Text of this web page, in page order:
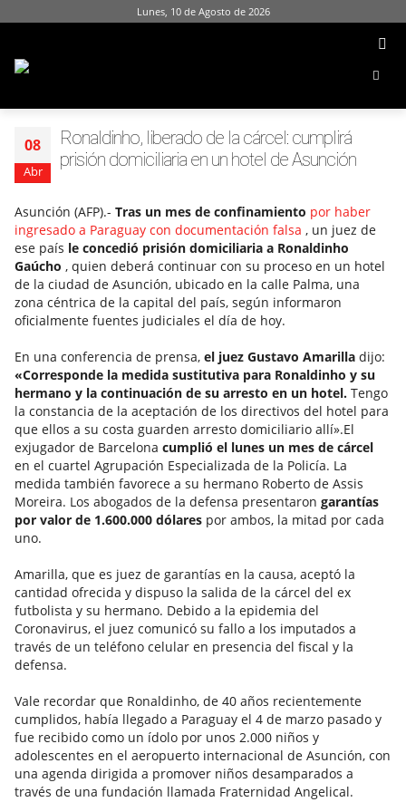
Lunes, 10 de Agosto de 2026
08
Abr
Ronaldinho, liberado de la cárcel: cumplirá
prisión domiciliaria en un hotel de Asunción
Asunción (AFP).- Tras un mes de confinamiento por haber
ingresado a Paraguay con documentación falsa , un juez de
ese país le concedió prisión domiciliaria a Ronaldinho
Gaúcho , quien deberá continuar con su proceso en un hotel
de la ciudad de Asunción, ubicado en la calle Palma, una
zona céntrica de la capital del país, según informaron
oficialmente fuentes judiciales el día de hoy.
En una conferencia de prensa, el juez Gustavo Amarilla dijo:
«Corresponde la medida sustitutiva para Ronaldinho y su
hermano y la continuación de su arresto en un hotel. Tengo
la constancia de la aceptación de los directivos del hotel para
que ellos a su costa guarden arresto domiciliario allí».El
exjugador de Barcelona cumplió el lunes un mes de cárcel
en el cuartel Agrupación Especializada de la Policía. La
medida también favorece a su hermano Roberto de Assis
Moreira. Los abogados de la defensa presentaron garantías
por valor de 1.600.000 dólares por ambos, la mitad por cada
uno.
Amarilla, que es juez de garantías en la causa, aceptó la
cantidad ofrecida y dispuso la salida de la cárcel del ex
futbolista y su hermano. Debido a la epidemia del
Coronavirus, el juez comunicó su fallo a los imputados a
través de un teléfono celular en presencia del fiscal y la
defensa.
Vale recordar que Ronaldinho, de 40 años recientemente
cumplidos, había llegado a Paraguay el 4 de marzo pasado y
fue recibido como un ídolo por unos 2.000 niños y
adolescentes en el aeropuerto internacional de Asunción, con
una agenda dirigida a promover niños desamparados a
través de una fundación llamada Fraternidad Angelical.